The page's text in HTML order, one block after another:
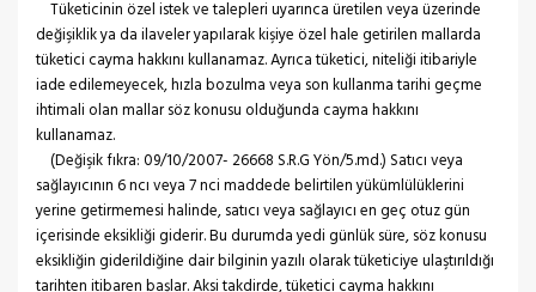
Tüketicinin özel istek ve talepleri uyarınca üretilen veya üzerinde
değişiklik ya da ilaveler yapılarak kişiye özel hale getirilen mallarda
tüketici cayma hakkını kullanamaz. Ayrıca tüketici, niteliği itibariyle
iade edilemeyecek, hızla bozulma veya son kullanma tarihi geçme
ihtimali olan mallar söz konusu olduğunda cayma hakkını
kullanamaz.
(Değişik fıkra: 09/10/2007- 26668 S.R.G Yön/5.md.) Satıcı veya
sağlayıcının 6 ncı veya 7 nci maddede belirtilen yükümlülüklerini
yerine getirmemesi halinde, satıcı veya sağlayıcı en geç otuz gün
içerisinde eksikliği giderir. Bu durumda yedi günlük süre, söz konusu
eksikliğin giderildiğine dair bilginin yazılı olarak tüketiciye ulaştırıldığı
tarihten itibaren başlar. Aksi takdirde, tüketici cayma hakkını